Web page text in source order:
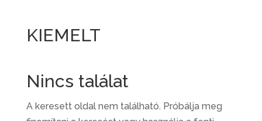
KIEMELT
Nincs találat
A keresett oldal nem található. Próbálja meg